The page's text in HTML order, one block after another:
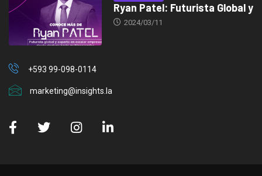
Ryan Patel: Futurista Global y
2024/03/11
+593 99-098-0114
marketing@insights.la